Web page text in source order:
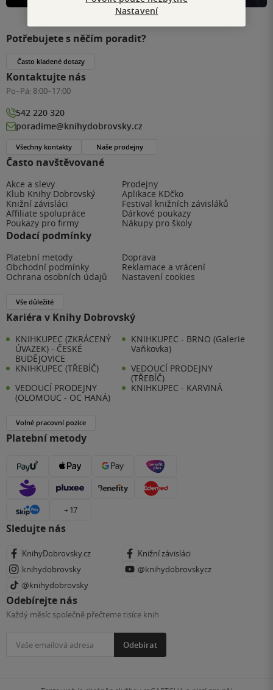
Často navštěvované
Akce a slevy
Prodejny
Klub Knihy Dobrovský
Aplikace KDčko
Knižní závisláci
Festival knižních závisláků
Affiliate spolupráce
Dárkové poukazy
Poukazy pro firmy
Nákupy pro školy
Dodací podmínky
Platební metody
Doprava
Obchodní podmínky
Reklamace a vrácení
Ochrana osobních údajů
Nastavení cookies
Vše důležité
Kariéra v Knihy Dobrovský
KNIHKUPEC (ZKRÁCENÝ
ÚVAZEK) - ČESKÉ
BUDĚJOVICE
KNIHKUPEC - BRNO (Galerie
Vaňkovka)
KNIHKUPEC (TŘEBÍČ)
VEDOUCÍ PRODEJNY
(TŘEBÍČ)
VEDOUCÍ PRODEJNY
(OLOMOUC - OC HANÁ)
KNIHKUPEC - KARVINÁ
Volné pracovní pozice
Platební metody
+ 17
Sledujte nás
KnihyDobrovsky.cz
Knižní závisláci
knihydobrovsky
@knihydobrovskycz
@knihydobrovsky
Odebírejte nás
Každý měsíc společně přečteme tisíce knih
Odebírat
Potřebujete s něčím poradit?
Často kladené dotazy
Kontaktujte nás
Po–Pá: 8:00–17:00
542 220 320
poradime@knihydobrovsky.cz
Všechny kontakty Naše prodejny
Nastavení